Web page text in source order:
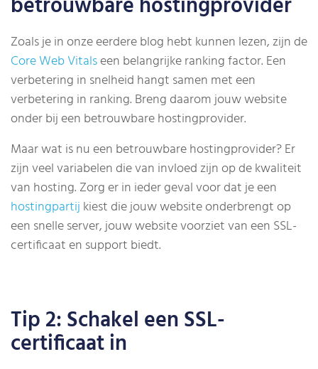
Zoals je in onze eerdere blog hebt kunnen lezen, zijn de
Core Web Vitalseen belangrijke ranking factor. Een
verbetering in snelheid hangt samen met een
verbetering in ranking. Breng daarom jouw website
onder bij een betrouwbare hostingprovider.
Maar wat is nu een betrouwbare hostingprovider? Er
zijn veel variabelen die van invloed zijn op de kwaliteit
van hosting. Zorg er in ieder geval voor dat je een
hostingpartij kiest die jouw website onderbrengt op
een snelle server, jouw website voorziet van een SSL-
certificaat en support biedt.
Tip 2: Schakel een SSL-
certificaat in